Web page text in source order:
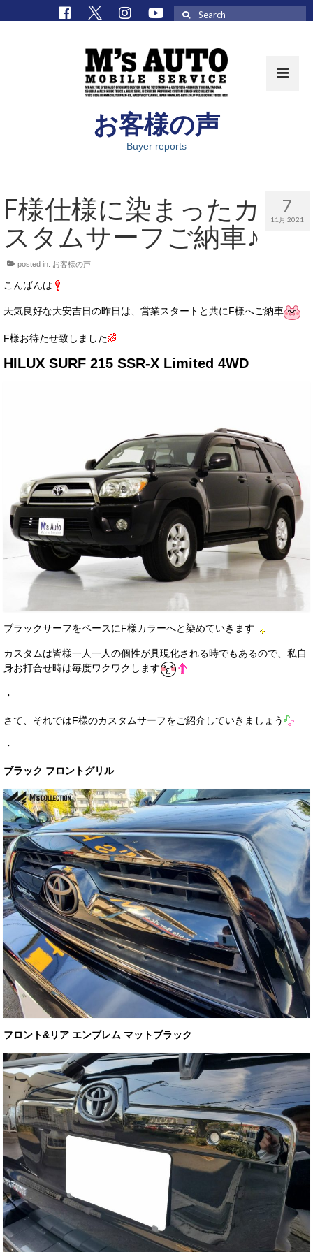
取扱車種一覧
M’sCollectionパーツ一覧
エムズオート
M’sCollection
トップメッセージ
スタッフ紹介
ブログ
イベント
ニュース
スタッフブログ
お問い合わせ
電話はこちら
お客様の声
Buyer reports
7
11月 2021
F様仕様に染まったカ
スタムサーフご納車♪
posted in: お客様の声
こんばんは
天気良好な大安吉日の昨日は、営業スタートと共にF様へご納車
F様お待たせ致しました
HILUX SURF 215 SSR-X Limited 4WD
ブラックサーフをベースにF様カラーへと染めていきます
カスタムは皆様一人一人の個性が具現化される時でもあるので、私自
身お打合せ時は毎度ワクワクします
・
さて、それではF様のカスタムサーフをご紹介していきましょう
・
ブラック フロントグリル
フロント&リア エンブレム マットブラック